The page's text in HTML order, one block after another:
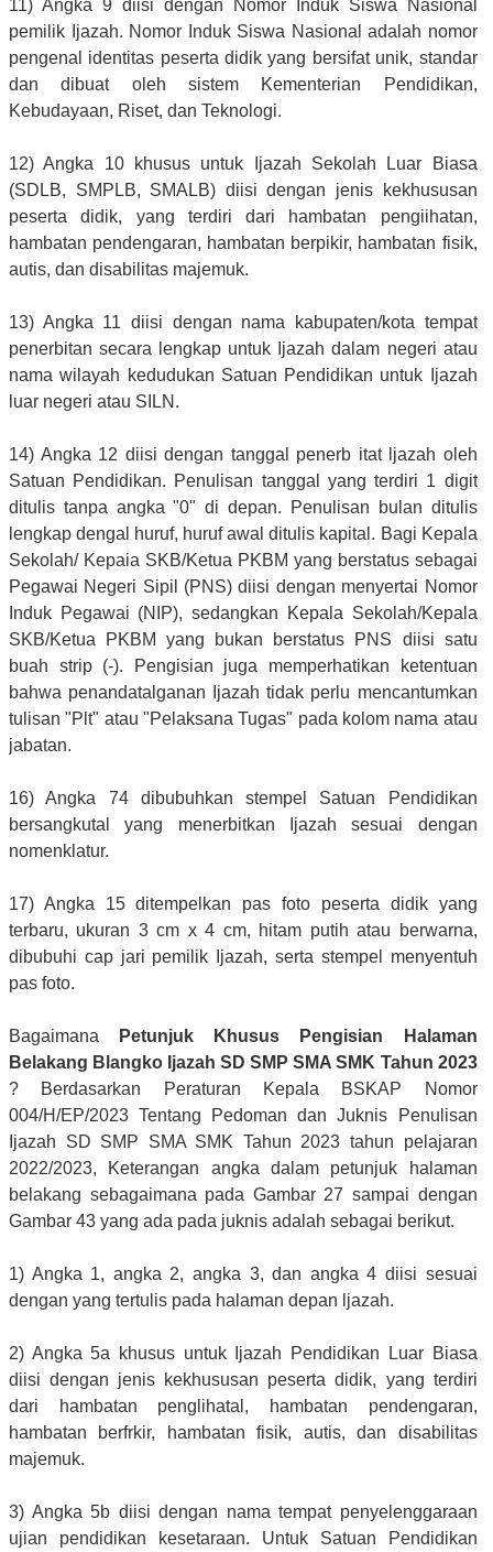
11) Angka 9 diisi dengan Nomor Induk Siswa Nasional
pemilik Ijazah. Nomor Induk Siswa Nasional adalah nomor
pengenal identitas peserta didik yang bersifat unik, standar
dan dibuat oleh sistem Kementerian Pendidikan,
Kebudayaan, Riset, dan Teknologi.
12) Angka 10 khusus untuk Ijazah Sekolah Luar Biasa
(SDLB, SMPLB, SMALB) diisi dengan jenis kekhususan
peserta didik, yang terdiri dari hambatan pengiihatan,
hambatan pendengaran, hambatan berpikir, hambatan fisik,
autis, dan disabilitas majemuk.
13) Angka 11 diisi dengan nama kabupaten/kota tempat
penerbitan secara lengkap untuk Ijazah dalam negeri atau
nama wilayah kedudukan Satuan Pendidikan untuk Ijazah
luar negeri atau SILN.
14) Angka 12 diisi dengan tanggal penerb itat ljazah oleh
Satuan Pendidikan. Penulisan tanggal yang terdiri 1 digit
ditulis tanpa angka "0" di depan. Penulisan bulan ditulis
lengkap dengal huruf, huruf awal ditulis kapital. Bagi Kepala
Sekolah/ Kepaia SKB/Ketua PKBM yang berstatus sebagai
Pegawai Negeri Sipil (PNS) diisi dengan menyertai Nomor
Induk Pegawai (NIP), sedangkan Kepala Sekolah/Kepala
SKB/Ketua PKBM yang bukan berstatus PNS diisi satu
buah strip (-). Pengisian juga memperhatikan ketentuan
bahwa penandatalganan Ijazah tidak perlu mencantumkan
tulisan "Plt" atau "Pelaksana Tugas" pada kolom nama atau
jabatan.
16) Angka 74 dibubuhkan stempel Satuan Pendidikan
bersangkutal yang menerbitkan Ijazah sesuai dengan
nomenklatur.
17) Angka 15 ditempelkan pas foto peserta didik yang
terbaru, ukuran 3 cm x 4 cm, hitam putih atau berwarna,
dibubuhi cap jari pemilik Ijazah, serta stempel menyentuh
pas foto.
Bagaimana
Petunjuk Khusus Pengisian Halaman
Belakang Blangko Ijazah SD SMP SMA SMK Tahun 2023
? Berdasarkan Peraturan Kepala BSKAP Nomor
004/H/EP/2023 Tentang Pedoman dan Juknis Penulisan
Ijazah SD SMP SMA SMK Tahun 2023 tahun pelajaran
2022/2023, Keterangan angka dalam petunjuk halaman
belakang sebagaimana pada Gambar 27 sampai dengan
Gambar 43 yang ada pada juknis adalah sebagai berikut.
1) Angka 1, angka 2, angka 3, dan angka 4 diisi sesuai
dengan yang tertulis pada halaman depan ljazah.
2) Angka 5a khusus untuk Ijazah Pendidikan Luar Biasa
diisi dengan jenis kekhususan peserta didik, yang terdiri
dari hambatan penglihatal, hambatan pendengaran,
hambatan berfrkir, hambatan fisik, autis, dan disabilitas
majemuk.
3) Angka 5b diisi dengan nama tempat penyelenggaraan
ujian pendidikan kesetaraan. Untuk Satuan Pendidikan